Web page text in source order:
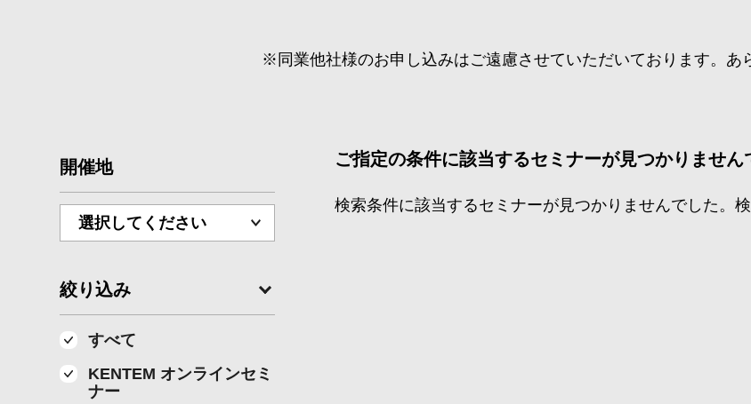
※同業他社様のお申し込みはご遠慮させていただいております。あ
開催地
絞り込み
すべて
KENTEM オンラインセミ
ナー
ご指定の条件に該当するセミナーが見つかりません
検索条件に該当するセミナーが見つかりませんでした。